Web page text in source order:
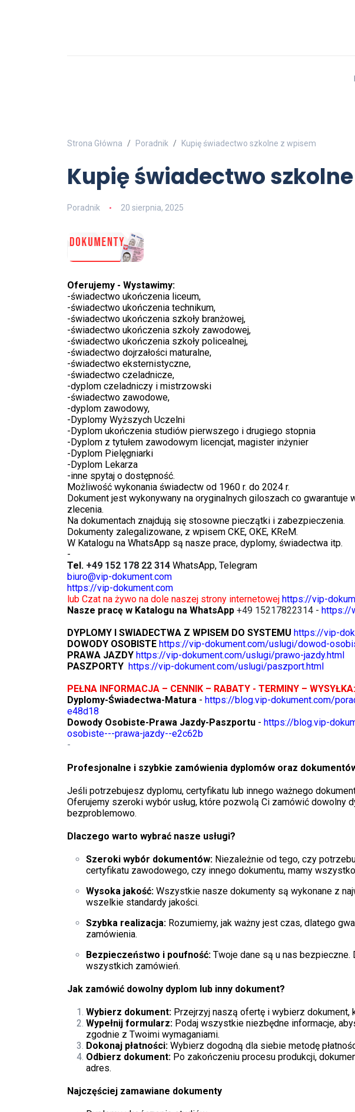
Strona Główna Poradnik Kupię świadectwo szkolne z wpisem
Kupię świadectwo
Poradnik 20 sierpnia, 2025
Oferujemy - Wystawimy:
-świadectwo ukończenia liceum,
-świadectwo ukończenia technikum,
-świadectwo ukończenia szkoły branżowej,
-świadectwo ukończenia szkoły zawodowej,
-świadectwo ukończenia szkoły policealnej,
-świadectwo dojrzałości maturalne,
-świadectwo eksternistyczne,
-świadectwo czeladnicze,
-dyplom czeladniczy i mistrzowski
-świadectwo zawodowe,
-dyplom zawodowy,
-Dyplomy Wyższych Uczelni
-Dyplom ukończenia studiów pierwszego i drugiego stopnia
-Dyplom z tytułem zawodowym licencjat, magister inżynier
-Dyplom Pielęgniarki
-Dyplom Lekarza
-inne spytaj o dostępność.
Możliwość wykonania świadectw od 1960 r. do 2024 r.
Dokument jest wykonywany na oryginalnych giloszach co gwarantuje
zlecenia.
Na dokumentach znajdują się stosowne pieczątki i zabezpieczenia.
Dokumenty zalegalizowane, z wpisem CKE, OKE, KReM.
W Katalogu na WhatsApp są nasze prace, dyplomy, świadectwa itp.
-
Tel. +49 152 178 22 314 WhatsApp, Telegram
biuro@vip-dokument.com
https://vip-dokument.com
lub Czat na żywo na dole naszej strony internetowej https://vip-
Nasze pracę w Katalogu na WhatsApp +49 15217822314 - https://
DYPLOMY I SWIADECTWA Z WPISEM DO SYSTEMU https://vip-
DOWODY OSOBISTE https://vip-dokument.com/uslugi/dowod-
PRAWA JAZDY https://vip-dokument.com/uslugi/prawo-jazdy.html
PASZPORTY https://vip-dokument.com/uslugi/paszport.html
PEŁNA INFORMACJA – CENNIK – RABATY - TERMINY – WYSYŁKA:
Dyplomy-Świadectwa-Matura - https://blog.vip-dokument.com/
e48d18
Dowody Osobiste-Prawa Jazdy-Paszportu - https://blog.vip-
osobiste---prawa-jazdy--e2c62b
-
Profesjonalne i szybkie zamówienia dyplomów oraz
Jeśli potrzebujesz dyplomu, certyfikatu lub innego ważnego
Oferujemy szeroki wybór usług, które pozwolą Ci zamówić dowolny
bezproblemowo.
Dlaczego warto wybrać nasze usługi?
Szeroki wybór dokumentów: Niezależnie od tego, czy
certyfikatu zawodowego, czy innego dokumentu, mamy
Wysoka jakość: Wszystkie nasze dokumenty są wykonane z
wszelkie standardy jakości.
Szybka realizacja: Rozumiemy, jak ważny jest czas, dlatego
zamówienia.
Bezpieczeństwo i poufność: Twoje dane są u nas bezpieczne.
wszystkich zamówień.
Jak zamówić dowolny dyplom lub inny dokument?
Wybierz dokument: Przejrzyj naszą ofertę i wybierz dokument,
Wypełnij formularz: Podaj wszystkie niezbędne informacje,
zgodnie z Twoimi wymaganiami.
Dokonaj płatności: Wybierz dogodną dla siebie metodę
Odbierz dokument: Po zakończeniu procesu produkcji,
adres.
Najczęściej zamawiane dokumenty